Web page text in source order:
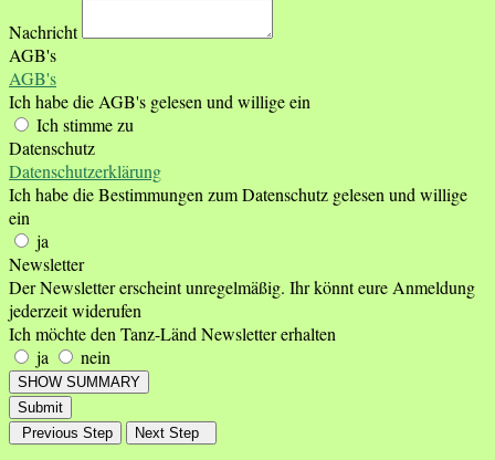
Nachricht
AGB's
AGB's
Ich habe die AGB's gelesen und willige ein
Ich stimme zu
Datenschutz
Datenschutzerklärung
Ich habe die Bestimmungen zum Datenschutz gelesen und willige
ein
ja
Newsletter
Der Newsletter erscheint unregelmäßig. Ihr könnt eure Anmeldung
jederzeit widerufen
Ich möchte den Tanz-Länd Newsletter erhalten
ja
nein
SHOW SUMMARY
Submit
Previous Step
Next Step